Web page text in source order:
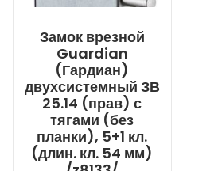
Замок врезной
Guardian
(Гардиан)
двухсистемный ЗВ
25.14 (прав) с
тягами (без
планки), 5+1 кл.
(длин. кл. 54 мм)